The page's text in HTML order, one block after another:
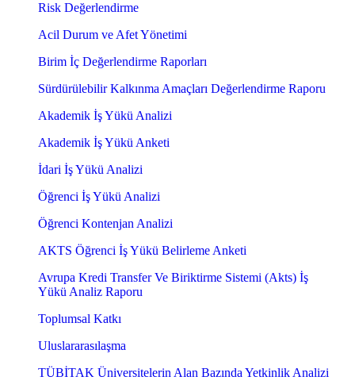
Risk Değerlendirme
Acil Durum ve Afet Yönetimi
Birim İç Değerlendirme Raporları
Sürdürülebilir Kalkınma Amaçları Değerlendirme Raporu
Akademik İş Yükü Analizi
Akademik İş Yükü Anketi
İdari İş Yükü Analizi
Öğrenci İş Yükü Analizi
Öğrenci Kontenjan Analizi
AKTS Öğrenci İş Yükü Belirleme Anketi
Avrupa Kredi Transfer Ve Biriktirme Sistemi (Akts) İş
Yükü Analiz Raporu
Toplumsal Katkı
Uluslararasılaşma
TÜBİTAK Üniversitelerin Alan Bazında Yetkinlik Analizi